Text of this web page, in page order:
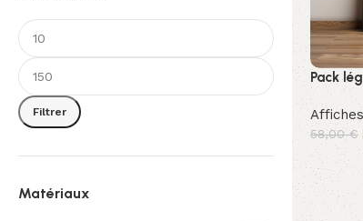
Filtrer
Matériaux
Pack
58,00€